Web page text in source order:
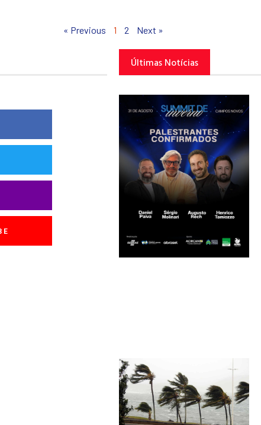
« Previous 1 2 Next »
Últimas Notícias